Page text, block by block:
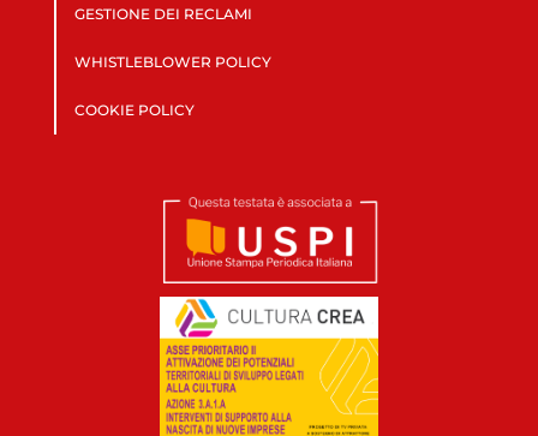
GESTIONE DEI RECLAMI
WHISTLEBLOWER POLICY
COOKIE POLICY